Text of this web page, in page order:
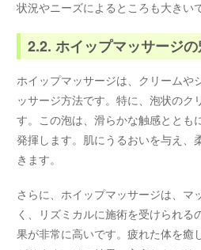
状況やニーズによるところも大きい
2.2. ホイップマッサージの
ホイップマッサージは、クリームや
ッサージ方法です。特に、泡状のク
す。この泡は、滑らかな触感ととも
発揮します。肌にうるおいを与え、
きます。
さらに、ホイップマッサージは、マ
く、リズミカルに施術を受けられる
果が非常に高いです。疲れた体を癒